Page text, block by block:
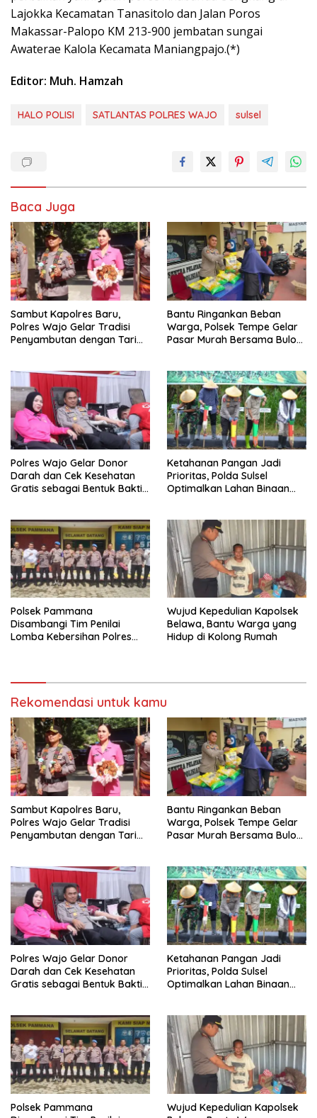
Lajokka Kecamatan Tanasitolo dan Jalan Poros
Makassar-Palopo KM 213-900 jembatan sungai
Awaterae Kalola Kecamata Maniangpajo.(*)
Editor: Muh. Hamzah
HALO POLISI SATLANTAS POLRES WAJO sulsel
Baca Juga
Sambut Kapolres Baru,
Polres Wajo Gelar Tradisi
Penyambutan dengan Tari
Bantu Ringankan Beban
Warga, Polsek Tempe Gelar
Pasar Murah Bersama Bulog
Polres Wajo Gelar Donor
Darah dan Cek Kesehatan
Gratis sebagai Bentuk Bakti
Ketahanan Pangan Jadi
Prioritas, Polda Sulsel
Optimalkan Lahan Binaan
Polsek Pammana
Disambangi Tim Penilai
Lomba Kebersihan Polres
Wujud Kepedulian Kapolsek
Belawa, Bantu Warga yang
Hidup di Kolong Rumah
Rekomendasi untuk kamu
Sambut Kapolres Baru,
Polres Wajo Gelar Tradisi
Penyambutan dengan Tari
Bantu Ringankan Beban
Warga, Polsek Tempe Gelar
Pasar Murah Bersama Bulog
Polres Wajo Gelar Donor
Darah dan Cek Kesehatan
Gratis sebagai Bentuk Bakti
Ketahanan Pangan Jadi
Prioritas, Polda Sulsel
Optimalkan Lahan Binaan
Polsek Pammana
Wujud Kepedulian Kapolsek